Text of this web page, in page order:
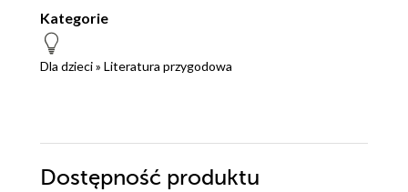
Kategorie
Dla dzieci» Literatura przygodowa
Dostępność produktu